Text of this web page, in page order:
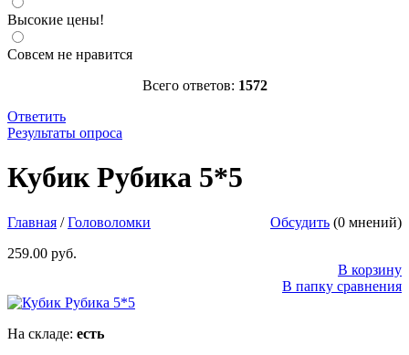
Высокие цены!
Совсем не нравится
Всего ответов: 1572
Ответить
Результаты опроса
http://parkservis.ru/data/small/88697.jpg
http://parkservis.ru/product_4344.html 5
Кубик Рубика 5*5
Обсудить (0 мнений)
Главная /Головоломки
259.00 руб.
В корзину
В папку сравнения
На складе: есть